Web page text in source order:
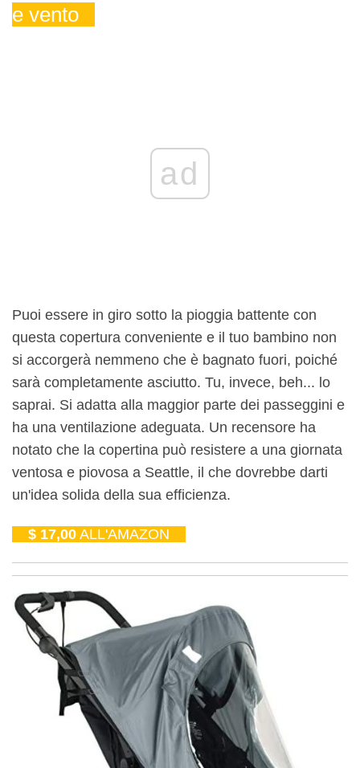
e vento
ad
Puoi essere in giro sotto la pioggia battente con
questa copertura conveniente e il tuo bambino non
si accorgerà nemmeno che è bagnato fuori, poiché
sarà completamente asciutto. Tu, invece, beh... lo
saprai. Si adatta alla maggior parte dei passeggini e
ha una ventilazione adeguata. Un recensore ha
notato che la copertina può resistere a una giornata
ventosa e piovosa a Seattle, il che dovrebbe darti
un'idea solida della sua efficienza.
$ 17,00 ALL'AMAZON